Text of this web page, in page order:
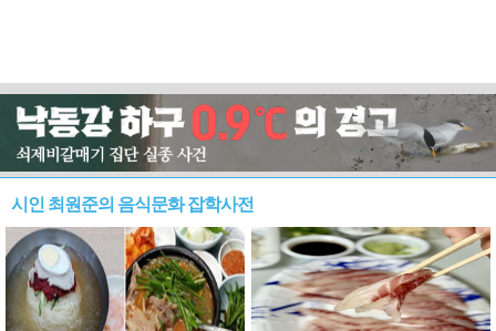
시인 최원준의 음식문화 잡학사전